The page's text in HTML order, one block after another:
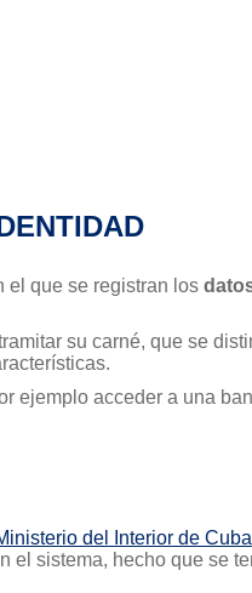
el que se registran los
su carné, que se
ejemplo acceder a una
del Interior de Cuba
sistema, hecho que se